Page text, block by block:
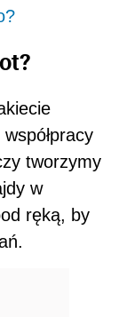
tworzymy
w
ręką, by